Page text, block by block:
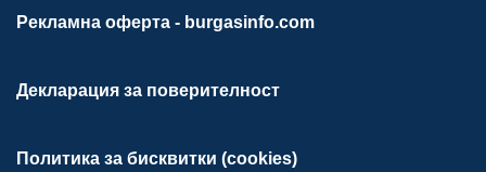
Рекламна оферта - burgasinfo.com
Декларация за поверителност
Политика за бисквитки (cookies)